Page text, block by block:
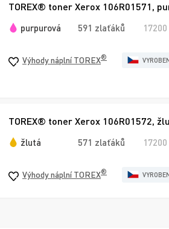
TOREX® toner Xerox 106R01571,
purpurová 591 zlaťáků
Výhody náplní TOREX®
TOREX® toner Xerox 106R01572,
žlutá 571 zlaťáků
Výhody náplní TOREX®